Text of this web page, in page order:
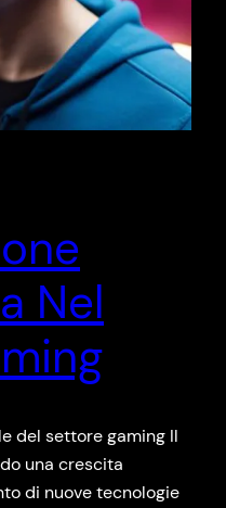
Nel
del settore gaming Il
una crescita
di nuove tecnologie